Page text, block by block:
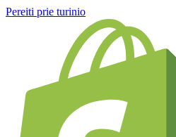
Pereiti prie turinio